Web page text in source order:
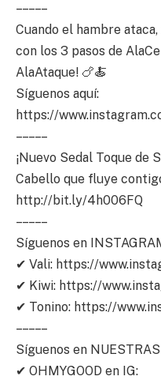
– – – – –
Cuando el hambre
con los 3 pasos de
AlaAtaque! 🍗🍝
Síguenos aquí:
https://
– – – – –
¡Nuevo Sedal Toque de
Cabello que fluye
http://bit.ly/4h006FQ
– – – – –
Síguenos en
✔ Vali: https://
✔ Kiwi: https://
✔ Tonino: https://
– – – – –
Síguenos en NUESTRAS
✔ OHMYGOOD en IG: